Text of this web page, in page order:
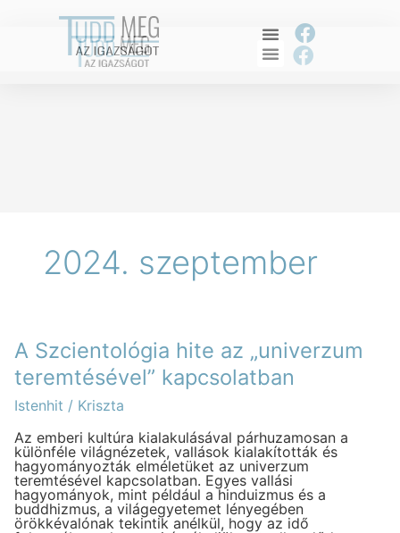
F
a
c
F
a
2024. szeptember
A Szcientológia hite az „univerzum
teremtésével” kapcsolatban
Istenhit / Kriszta
Az emberi kultúra kialakulásával párhuzamosan a
különféle világnézetek, vallások kialakították és
hagyományozták elméletüket az univerzum
teremtésével kapcsolatban. Egyes vallási
hagyományok, mint például a hinduizmus és a
buddhizmus, a világegyetemet lényegében
örökkévalónak tekintik anélkül, hogy az idő
A
Szcientológia
hite
az
„univerzum
teremtésével”
kapcsolatban